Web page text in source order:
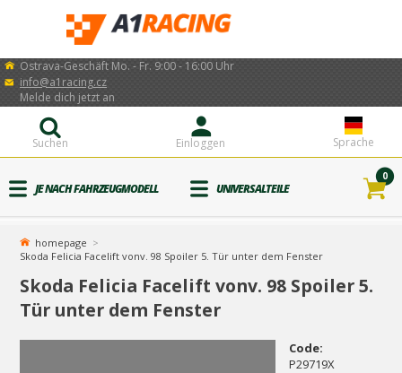
Ostrava-Geschäft Mo. - Fr. 9:00 - 16:00 Uhr
info@a1racing.cz
Sprache
Einloggen
Melde dich jetzt an
Suchen
JE NACH FAHRZEUGMODELL UNIVERSALTEILE
0
homepage
Skoda Felicia Facelift vonv. 98 Spoiler 5. Tür unter dem Fenster
Skoda Felicia Facelift vonv. 98 Spoiler 5.
Tür unter dem Fenster
Code:
P29719X